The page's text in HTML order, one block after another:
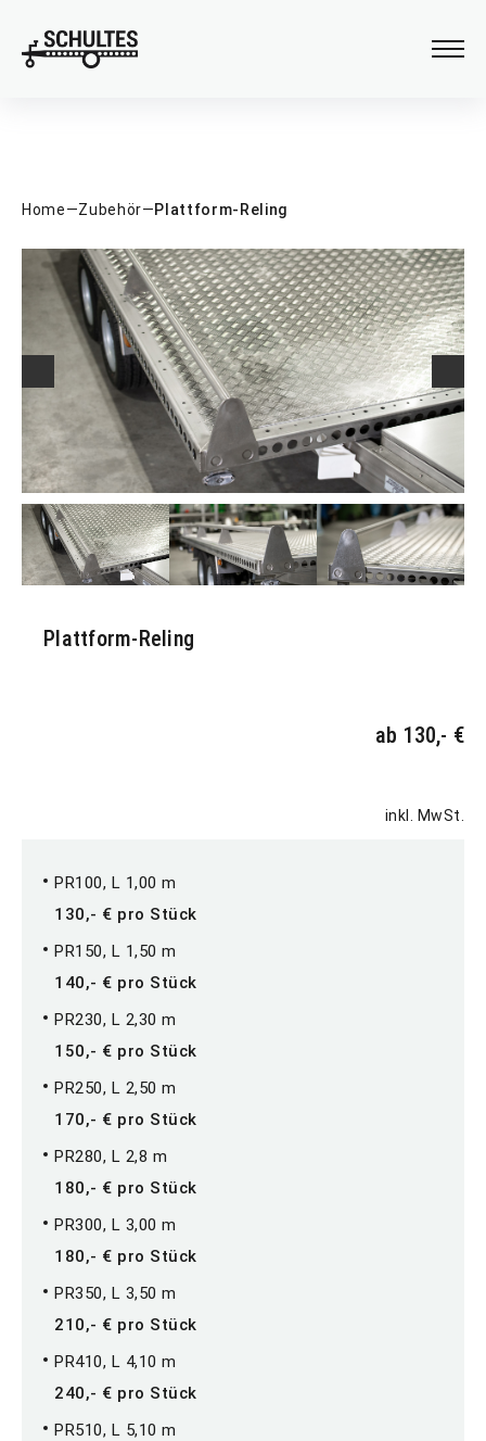
Verladehilfen
Home—Zubehör—Plattform-Reling
Plattform-Reling
ab 130,- €
inkl. MwSt.
PR100, L 1,00 m
130,- € pro Stück
PR150, L 1,50 m
140,- € pro Stück
PR230, L 2,30 m
150,- € pro Stück
PR250, L 2,50 m
170,- € pro Stück
PR280, L 2,8 m
180,- € pro Stück
PR300, L 3,00 m
180,- € pro Stück
PR350, L 3,50 m
210,- € pro Stück
PR410, L 4,10 m
240,- € pro Stück
PR510, L 5,10 m